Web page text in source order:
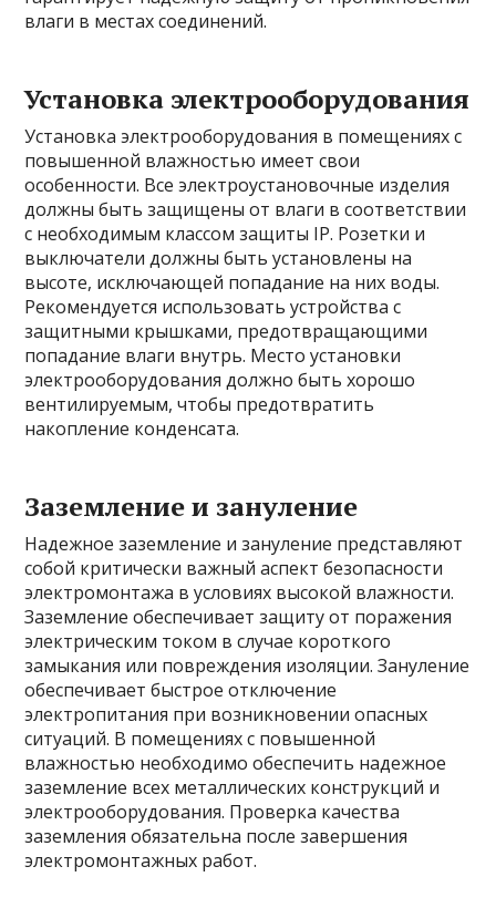
влаги в местах соединений.
Установка электрооборудования
Установка электрооборудования в помещениях с
повышенной влажностью имеет свои
особенности. Все электроустановочные изделия
должны быть защищены от влаги в соответствии
с необходимым классом защиты IP. Розетки и
выключатели должны быть установлены на
высоте, исключающей попадание на них воды.
Рекомендуется использовать устройства с
защитными крышками, предотвращающими
попадание влаги внутрь. Место установки
электрооборудования должно быть хорошо
вентилируемым, чтобы предотвратить
накопление конденсата.
Заземление и зануление
Надежное заземление и зануление представляют
собой критически важный аспект безопасности
электромонтажа в условиях высокой влажности.
Заземление обеспечивает защиту от поражения
электрическим током в случае короткого
замыкания или повреждения изоляции. Зануление
обеспечивает быстрое отключение
электропитания при возникновении опасных
ситуаций. В помещениях с повышенной
влажностью необходимо обеспечить надежное
заземление всех металлических конструкций и
электрооборудования. Проверка качества
заземления обязательна после завершения
электромонтажных работ.